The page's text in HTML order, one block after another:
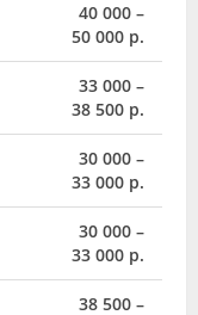
40 000 –
50 000 р.
33 000 –
38 500 р.
30 000 –
33 000 р.
30 000 –
33 000 р.
38 500 –